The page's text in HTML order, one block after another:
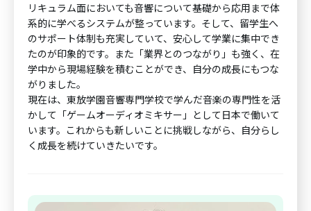
リキュラム面においても音響について基礎から応用まで体
系的に学べるシステムが整っています。そして、留学生へ
のサポート体制も充実していて、安心して学業に集中でき
たのが印象的です。また「業界とのつながり」も強く、在
学中から現場経験を積むことができ、自分の成長にもつな
がりました。
現在は、東放学園音響専門学校で学んだ音楽の専門性を活
かして「ゲームオーディオミキサー」として日本で働いて
います。これからも新しいことに挑戦しながら、自分らし
く成長を続けていきたいです。